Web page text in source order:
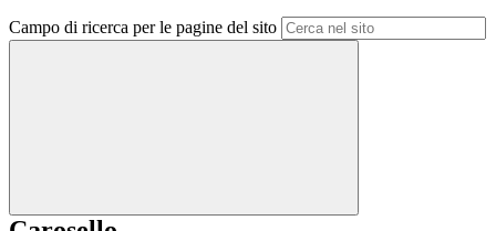
Campo di ricerca per le pagine del sito